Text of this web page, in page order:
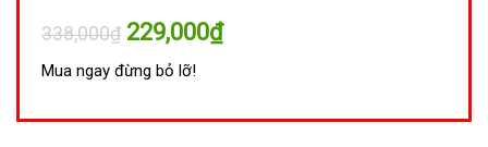
338,000₫ Giá
gốc
là:
229,000₫Giá
hiện
Mua ngay đừng bỏ lỡ!